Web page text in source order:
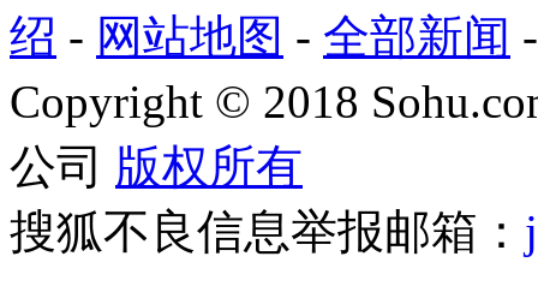
绍 - 网站地图 - 全部新闻
Copyright © 2018
公司 版权所有
搜狐不良信息举报邮箱：